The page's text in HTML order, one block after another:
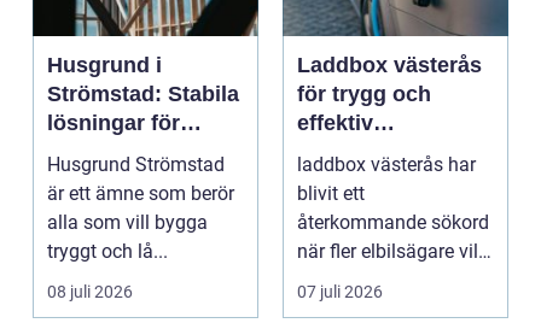
Husgrund i
Strömstad: Stabila
lösningar för
boende vid kusten
Husgrund Strömstad
är ett ämne som berör
alla som vill bygga
tryggt och lå...
08 juli 2026
Laddbox västerås
för trygg och
effektiv
hemmaladdning
laddbox västerås har
blivit ett
återkommande sökord
när fler elbilsägare vill
ladda hemma på ett
säk...
07 juli 2026